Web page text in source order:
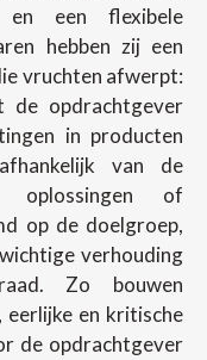
en een flexibele
hebben zij een
vruchten afwerpt:
de opdrachtgever
in producten
van de
oplossingen of
op de doelgroep,
verhouding
Zo bouwen
eerlijke en kritische
de opdrachtgever